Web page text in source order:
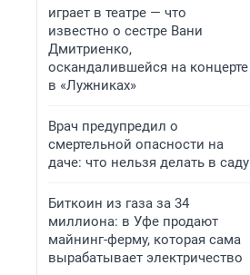
играет в театре — что
известно о сестре Вани
Дмитриенко,
оскандалившейся на концерте
в «Лужниках»
Врач предупредил о
смертельной опасности на
даче: что нельзя делать в саду
Биткоин из газа за 34
миллиона: в Уфе продают
майнинг-ферму, которая сама
вырабатывает электричество